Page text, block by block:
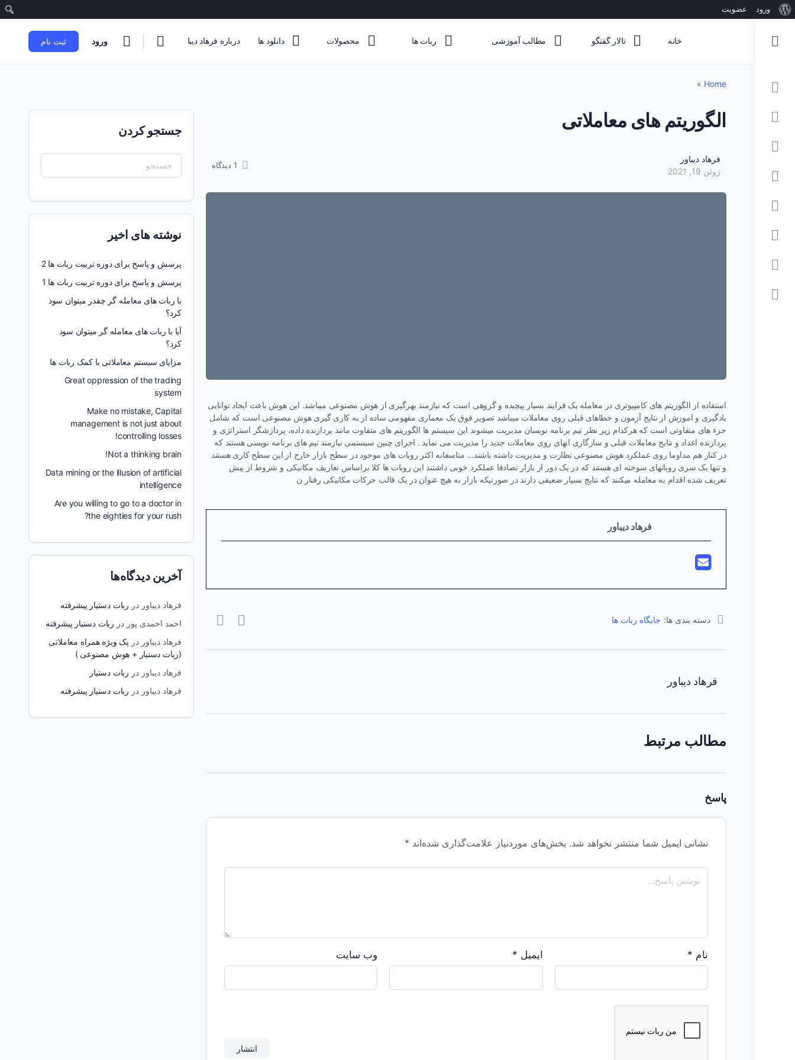
درباره
ورود عضویت
خانه تالار گفتگو مطالب آموزشی ربات ها محصولات دانلود ها درباره فرهاد دیبا ورود ثبت نام
Home
»
الگوریتم های معاملاتی
فرهاد دیباور
ژوئن 19, 2021
1 دیدگاه
استفاده از الگوریتم های کامپیوتری در معامله یک فرایند بسیار پیچیده و گروهی است که نیازمند بهرگیری از هوش مصنوعی میباشد. این هوش باعث ایجاد توانایی
یادگیری و اموزش از نتایج آزمون و خطاهای قبلی روی معاملات میباشد تصویر فوق یک معماری مفهومی ساده از به کاری گیری هوش مصنوعی است که شامل
جزء های متفاوتی است که هرکدام زیر نظر تیم برنامه نویسان مدیریت میشوند این سیستم ها الگوریتم های متفاوت مانند پردازنده داده، پردازشگر استراتژی و
پردازنده اعداد و نتایج معاملات قبلی و سازگاری انهای روی معاملات جدید را مدیریت می نماید . اجرای چنین سیستمی نیازمند تیم های برنامه نویسی هستند که
در کنار هم مداوما روی عملکرد هوش مصنوعی نظارت و مدیریت داشته باشند… متاسفانه اکثر روبات های موجود در سطح بازار خارج از این سطح کاری هستند
و تنها یک سری روباتهای سوخته ای هستند که در یک دور از بازار تصادفا عملکرد خوبی داشتند این روبات ها کلا براساس تعاریف مکانیکی و شروط از پیش
تعریف شده اقدام به معامله میکنند که نتایج بسیار ضعیفی دارند در صورتیکه بازار به هیچ عنوان در یک قالب حرکات مکانیکی رفتار ن
فرهاد دیباور
دسته بندی ها: جایگاه ربات ها
فرهاد دیباور
مطالب مرتبط
پاسخ
نشانی ایمیل شما منتشر نخواهد شد. بخش‌های موردنیاز علامت‌گذاری شده‌اند *
نام * ایمیل * وب‌ سایت
جستجو کردن
جست
و
برای:
نوشته های اخیر
پرسش و پاسخ برای دوره تربیت ربات ها 2
پرسش و پاسخ برای دوره تربیت ربات ها 1
با ربات های معامله گر چقدر میتوان سود
کرد؟
آیا با ربات های معامله گر میتوان سود
کرد؟
مزایای سیستم معاملاتی با کمک ربات ها
Great oppression of the trading
system
Make no mistake, Capital
management is not just about
controlling losses!
Not a thinking brain!
Data mining or the illusion of artificial
intelligence
Are you willing to go to a doctor in
the eighties for your rush?
آخرین دیدگاه‌ها
فرهاد دیباور در ربات دستیار پیشرفته
احمد احمدی پور در ربات دستیار پیشرفته
فرهاد دیباور در پک ویژه همراه معاملاتی
(ربات دستیار + هوش مصنوعی )
فرهاد دیباور در ربات دستیار
فرهاد دیباور در ربات دستیار پیشرفته